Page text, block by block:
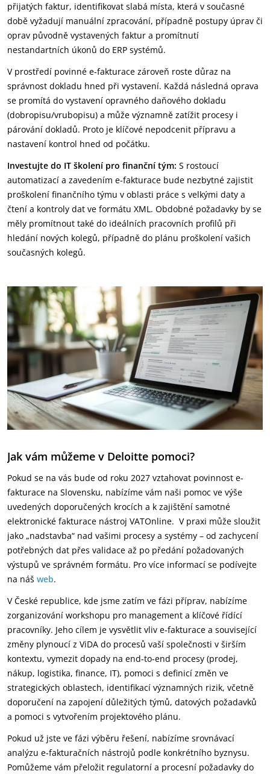
přijatých faktur, identifikovat slabá místa, která v současné
době vyžadují manuální zpracování, případně postupy úprav či
oprav původně vystavených faktur a promítnutí
nestandartních úkonů do ERP systémů.
V prostředí povinné e‑fakturace zároveň roste důraz na
správnost dokladu hned při vystavení. Každá následná oprava
se promítá do vystavení opravného daňového dokladu
(dobropisu/vrubopisu) a může významně zatížit procesy i
párování dokladů. Proto je klíčové nepodcenit přípravu a
nastavení kontrol hned od počátku.
Investujte do IT školení pro finanční tým: S rostoucí
automatizací a zavedením e-fakturace bude nezbytné zajistit
proškolení finančního týmu v oblasti práce s velkými daty a
čtení a kontroly dat ve formátu XML. Obdobné požadavky by se
měly promítnout také do ideálních pracovních profilů při
hledání nových kolegů, případně do plánu proškolení vašich
současných kolegů.
Jak vám můžeme v Deloitte pomoci?
Pokud se na vás bude od roku 2027 vztahovat povinnost e-
fakturace na Slovensku, nabízíme vám naši pomoc ve výše
uvedených doporučených krocích a k zajištění samotné
elektronické fakturace nástroj VATOnline. V praxi může sloužit
jako „nadstavba“ nad vašimi procesy a systémy – od zachycení
potřebných dat přes validace až po předání požadovaných
výstupů ve správném formátu. Pro více informací se podívejte
na náš web.
V České republice, kde jsme zatím ve fázi příprav, nabízíme
zorganizování workshopu pro management a klíčové řídící
pracovníky. Jeho cílem je vysvětlit vliv e‑fakturace a související
změny plynoucí z ViDA do procesů vaší společnosti v širším
kontextu, vymezit dopady na end‑to‑end procesy (prodej,
nákup, logistika, finance, IT), pomoci s definicí změn ve
strategických oblastech, identifikací významných rizik, včetně
doporučení na zapojení důležitých týmů, datových požadavků
a pomoci s vytvořením projektového plánu.
Pokud už jste ve fázi výběru řešení, nabízíme srovnávací
analýzu e‑fakturačních nástrojů podle konkrétního byznysu.
Pomůžeme vám přeložit regulatorní a procesní požadavky do